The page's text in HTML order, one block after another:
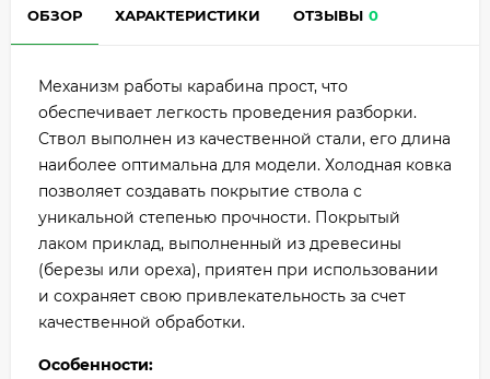
ОБЗОР ХАРАКТЕРИСТИКИ ОТЗЫВЫ 0
Механизм работы карабина прост, что
обеспечивает легкость проведения разборки.
Ствол выполнен из качественной стали, его длина
наиболее оптимальна для модели. Холодная ковка
позволяет создавать покрытие ствола с
уникальной степенью прочности. Покрытый
лаком приклад, выполненный из древесины
(березы или ореха), приятен при использовании
и сохраняет свою привлекательность за счет
качественной обработки.
Особенности: